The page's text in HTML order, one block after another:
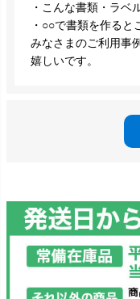
・こんな書類・ラベ
・○○で書類を作る
みなさまのご利用事
嬉しいです。